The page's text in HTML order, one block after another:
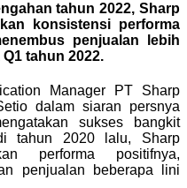
tahun 2022, Sharp
konsistensi performa
penjualan lebih
tahun 2022.
Manager PT Sharp
dalam siaran persnya
sukses bangkit
tahun 2020 lalu, Sharp
performa positifnya,
penjualan beberapa lini